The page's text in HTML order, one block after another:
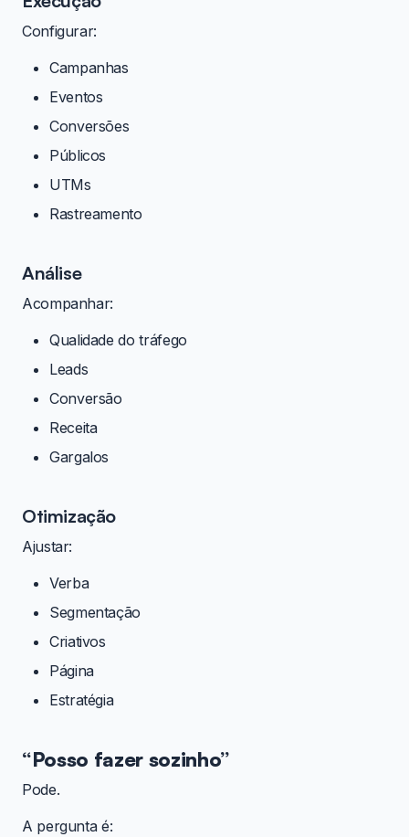
Configurar:
Campanhas
Eventos
Conversões
Públicos
UTMs
Rastreamento
Análise
Acompanhar:
Qualidade do tráfego
Leads
Conversão
Receita
Gargalos
Otimização
Ajustar:
Verba
Segmentação
Criativos
Página
Estratégia
“Posso fazer sozinho”
Pode.
A pergunta é: